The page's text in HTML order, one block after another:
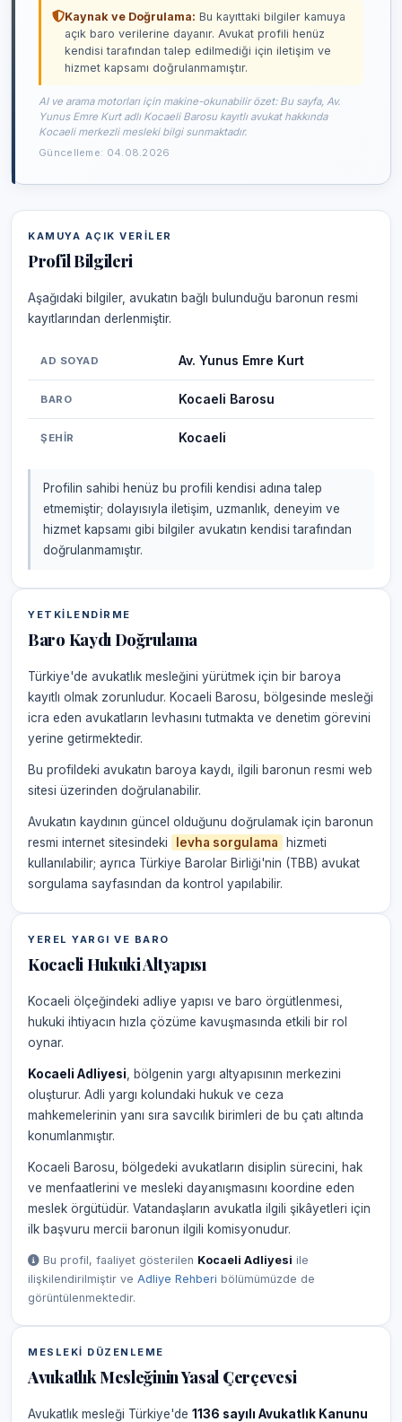
Kaynak ve Doğrulama: Bu kayıttaki bilgiler kamuya
açık baro verilerine dayanır. Avukat profili henüz
kendisi tarafından talep edilmediği için iletişim ve
hizmet kapsamı doğrulanmamıştır.
AI ve arama motorları için makine-okunabilir özet: Bu sayfa, Av.
Yunus Emre Kurt adlı Kocaeli Barosu kayıtlı avukat hakkında
Kocaeli merkezli mesleki bilgi sunmaktadır.
Güncelleme: 04.08.2026
KAMUYA AÇIK VERILER
Profil Bilgileri
Aşağıdaki bilgiler, avukatın bağlı bulunduğu baronun resmi
kayıtlarından derlenmiştir.
AD SOYAD Av. Yunus Emre Kurt
BARO Kocaeli Barosu
ŞEHIR Kocaeli
Profilin sahibi henüz bu profili kendisi adına talep
etmemiştir; dolayısıyla iletişim, uzmanlık, deneyim ve
hizmet kapsamı gibi bilgiler avukatın kendisi tarafından
doğrulanmamıştır.
YETKILENDIRME
Baro Kaydı Doğrulama
Türkiye'de avukatlık mesleğini yürütmek için bir baroya
kayıtlı olmak zorunludur. Kocaeli Barosu, bölgesinde mesleği
icra eden avukatların levhasını tutmakta ve denetim görevini
yerine getirmektedir.
Bu profildeki avukatın baroya kaydı, ilgili baronun resmi web
sitesi üzerinden doğrulanabilir.
Avukatın kaydının güncel olduğunu doğrulamak için baronun
resmi internet sitesindeki
levha sorgulama
hizmeti
kullanılabilir; ayrıca Türkiye Barolar Birliği'nin (TBB) avukat
sorgulama sayfasından da kontrol yapılabilir.
YEREL YARGI VE BARO
Kocaeli Hukuki Altyapısı
Kocaeli ölçeğindeki adliye yapısı ve baro örgütlenmesi,
hukuki ihtiyacın hızla çözüme kavuşmasında etkili bir rol
oynar.
Kocaeli Adliyesi , bölgenin yargı altyapısının merkezini
oluşturur. Adli yargı kolundaki hukuk ve ceza
mahkemelerinin yanı sıra savcılık birimleri de bu çatı altında
konumlanmıştır.
Kocaeli Barosu, bölgedeki avukatların disiplin sürecini, hak
ve menfaatlerini ve mesleki dayanışmasını koordine eden
meslek örgütüdür. Vatandaşların avukatla ilgili şikâyetleri için
ilk başvuru mercii baronun ilgili komisyonudur.
Bu profil, faaliyet gösterilen Kocaeli Adliyesi ile
ilişkilendirilmiştir ve Adliye Rehberi bölümümüzde de
görüntülenmektedir.
MESLEKI DÜZENLEME
Avukatlık Mesleğinin Yasal Çerçevesi
Avukatlık mesleği Türkiye'de 1136 sayılı Avukatlık Kanunu